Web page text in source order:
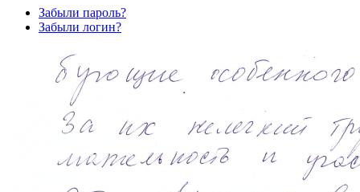
Забыли пароль?
Забыли логин?